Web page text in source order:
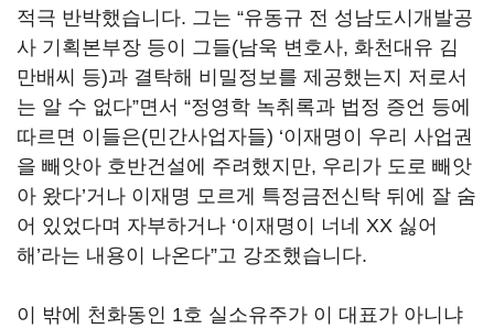
적극 반박했습니다. 그는 “유동규 전 성남도시개발공
사 기획본부장 등이 그들(남욱 변호사, 화천대유 김
만배씨 등)과 결탁해 비밀정보를 제공했는지 저로서
는 알 수 없다”면서 “정영학 녹취록과 법정 증언 등에
따르면 이들은(민간사업자들) ‘이재명이 우리 사업권
을 빼앗아 호반건설에 주려했지만, 우리가 도로 빼앗
아 왔다’거나 이재명 모르게 특정금전신탁 뒤에 잘 숨
어 있었다며 자부하거나 ‘이재명이 너네 XX 싫어
해’라는 내용이 나온다”고 강조했습니다.
이 밖에 천화동인 1호 실소유주가 이 대표가 아니냐